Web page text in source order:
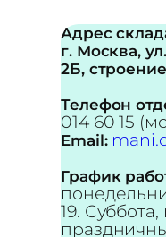
Адрес
г. Москва,
2Б,
Телефон
014 60 15
Email:
График
19.